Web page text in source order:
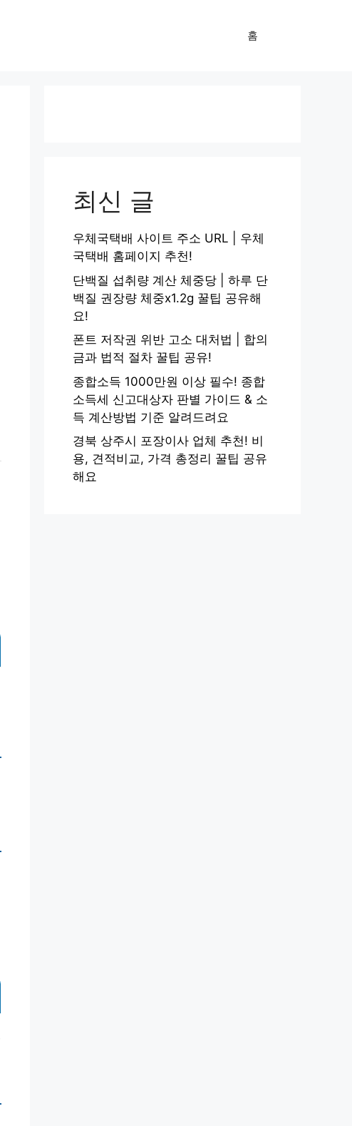
홈
최신 글
우체국택배 사이트 주소 URL | 우체
국택배 홈페이지 추천!
단백질 섭취량 계산 체중당 | 하루 단
백질 권장량 체중x1.2g 꿀팁 공유해
요!
폰트 저작권 위반 고소 대처법 | 합의
금과 법적 절차 꿀팁 공유!
종합소득 1000만원 이상 필수! 종합
소득세 신고대상자 판별 가이드 & 소
득 계산방법 기준 알려드려요
경북 상주시 포장이사 업체 추천! 비
용, 견적비교, 가격 총정리 꿀팁 공유
해요